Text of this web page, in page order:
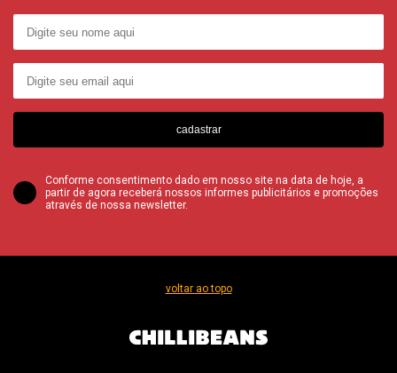
cadastrar
Conforme consentimento dado em nosso site na data de hoje, a
partir de agora receberá nossos informes publicitários e promoções
através de nossa newsletter.
voltar ao topo